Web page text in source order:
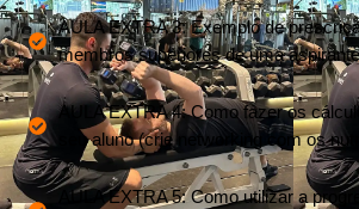
AULA EXTRA 3: Exemplo de
membros superiores de uma
AULA EXTRA 4: Como fazer os
seu aluno (crie networking com os
AULA EXTRA 5: Como utilizar a